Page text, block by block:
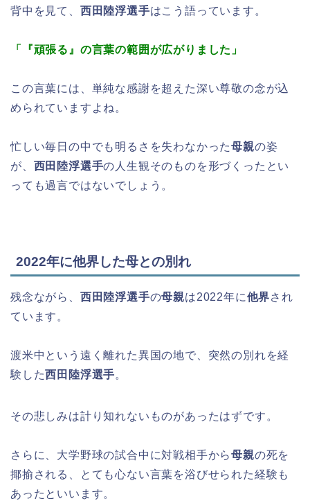
背中を見て、 西田陸浮選手はこう語っています。
「『頑張る』の言葉の範囲が広がりました」
この言葉には、単純な感謝を超えた深い尊敬の念が込
められていますよね。
忙しい毎日の中でも明るさを失わなかった母親の姿
が、 西田陸浮選手の人生観そのものを形づくったとい
っても過言ではないでしょう。
2022年に他界した母との別れ
残念ながら、 西田陸浮選手の母親は2022年に他界され
ています。
渡米中という遠く離れた異国の地で、突然の別れを経
験した西田陸浮選手。
その悲しみは計り知れないものがあったはずです。
さらに、大学野球の試合中に対戦相手から母親の死を
揶揄される、とても心ない言葉を浴びせられた経験も
あったといいます。